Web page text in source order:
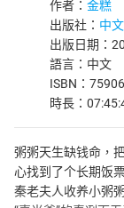
作者： 金糕
出版社： 中
出版日期：
語言：中文
ISBN：
時長：
粥粥天生缺钱命，
心找到了个长期饭
秦老夫人收养小粥